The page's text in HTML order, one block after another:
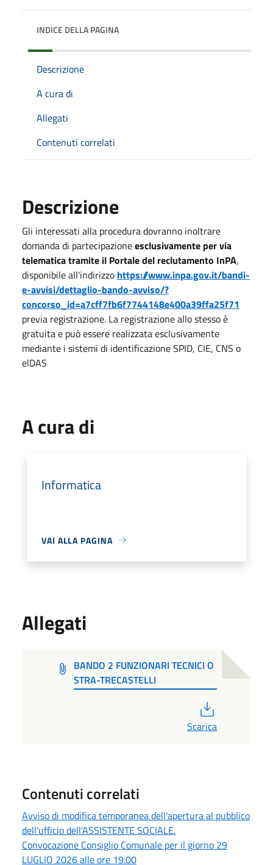
INDICE DELLA PAGINA
Descrizione
A cura di
Allegati
Contenuti correlati
Descrizione
Gli interessati alla procedura dovranno inoltrare
domanda di partecipazioneesclusivamente per via
telematica tramite il Portale del reclutamento InPA,
disponibile all'indirizzo https://www.inpa.gov.it/bandi-
e-avvisi/dettaglio-bando-avviso/?
concorso_id=a7cff7fb6f7744148e400a39ffa25f71
previa registrazione. La registrazione allo stesso è
gratuita e può essere realizzata esclusivamente
mediante i sistemi di identificazione SPID, CIE, CNS o
elDAS
A cura di
Informatica
VAI ALLA PAGINA
Allegati
BANDO 2 FUNZIONARI TECNICI O
STRA-TRECASTELLI
Scarica
Contenuti correlati
Avviso di modifica temporanea dell'apertura al pubblico
dell'ufficio dell'ASSISTENTE SOCIALE.
Convocazione Consiglio Comunale per il giorno 29
LUGLIO 2026 alle ore 19.00